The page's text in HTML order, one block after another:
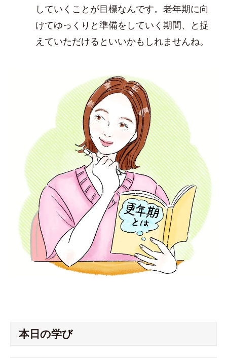
していくことが目標なんです。老年期に向
けてゆっくりと準備をしていく期間、と捉
えていただけるといいかもしれませんね。
本日の学び